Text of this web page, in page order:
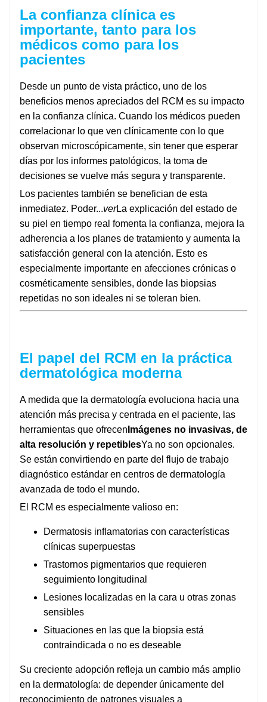
La confianza clínica es
importante, tanto para los
médicos como para los
pacientes
Desde un punto de vista práctico, uno de los
beneficios menos apreciados del RCM es su impacto
en la confianza clínica. Cuando los médicos pueden
correlacionar lo que ven clínicamente con lo que
observan microscópicamente, sin tener que esperar
días por los informes patológicos, la toma de
decisiones se vuelve más segura y transparente.
Los pacientes también se benefician de esta
inmediatez. Poder...verLa explicación del estado de
su piel en tiempo real fomenta la confianza, mejora la
adherencia a los planes de tratamiento y aumenta la
satisfacción general con la atención. Esto es
especialmente importante en afecciones crónicas o
cosméticamente sensibles, donde las biopsias
repetidas no son ideales ni se toleran bien.
El papel del RCM en la práctica
dermatológica moderna
A medida que la dermatología evoluciona hacia una
atención más precisa y centrada en el paciente, las
herramientas que ofrecen Imágenes no invasivas, de
alta resolución y repetiblesYa no son opcionales.
Se están convirtiendo en parte del flujo de trabajo
diagnóstico estándar en centros de dermatología
avanzada de todo el mundo.
El RCM es especialmente valioso en:
Dermatosis inflamatorias con características
clínicas superpuestas
Trastornos pigmentarios que requieren
seguimiento longitudinal
Lesiones localizadas en la cara u otras zonas
sensibles
Situaciones en las que la biopsia está
contraindicada o no es deseable
Su creciente adopción refleja un cambio más amplio
en la dermatología: de depender únicamente del
reconocimiento de patrones visuales a